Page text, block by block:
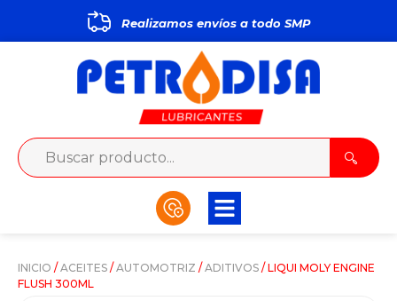
Realizamos envíos a todo SMP
INICIO / ACEITES / AUTOMOTRIZ / ADITIVOS / LIQUI MOLY ENGINE
FLUSH 300ML